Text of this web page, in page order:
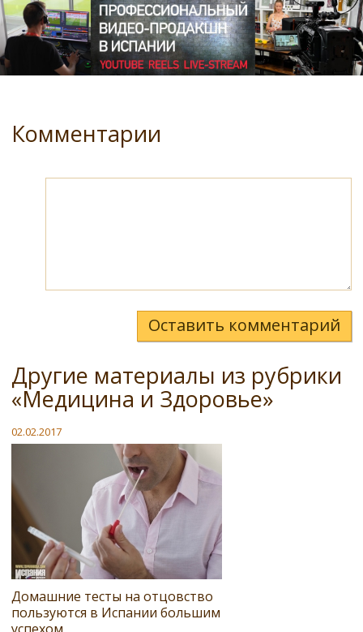
Комментарии
Оставить комментарий
Другие материалы из рубрики
«Медицина и Здоровье»
02.02.2017
Домашние тесты на отцовство
пользуются в Испании большим